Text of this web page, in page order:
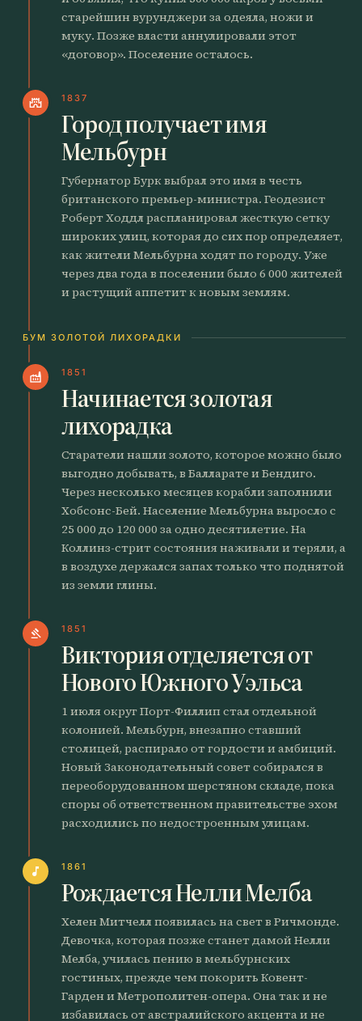
старейшин вурунджери за одеяла, ножи и
муку. Позже власти аннулировали этот
«договор». Поселение осталось.
castle 1837
Город получает имя
Мельбурн
Губернатор Бурк выбрал это имя в честь
британского премьер-министра. Геодезист
Роберт Ходдл распланировал жесткую сетку
широких улиц, которая до сих пор определяет,
как жители Мельбурна ходят по городу. Уже
через два года в поселении было 6 000 жителей
и растущий аппетит к новым землям.
БУМ ЗОЛОТОЙ ЛИХОРАДКИ
factory 1851
Начинается золотая
лихорадка
Старатели нашли золото, которое можно было
выгодно добывать, в Балларате и Бендиго.
Через несколько месяцев корабли заполнили
Хобсонс-Бей. Население Мельбурна выросло с
25 000 до 120 000 за одно десятилетие. На
Коллинз-стрит состояния наживали и теряли, а
в воздухе держался запах только что поднятой
из земли глины.
gavel 1851
Виктория отделяется от
Нового Южного Уэльса
1 июля округ Порт-Филлип стал отдельной
колонией. Мельбурн, внезапно ставший
столицей, распирало от гордости и амбиций.
Новый Законодательный совет собирался в
переоборудованном шерстяном складе, пока
споры об ответственном правительстве эхом
расходились по недостроенным улицам.
music_note 1861
Рождается Нелли Мелба
Хелен Митчелл появилась на свет в Ричмонде.
Девочка, которая позже станет дамой Нелли
Мелба, училась пению в мельбурнских
гостиных, прежде чем покорить Ковент-
Гарден и Метрополитен-опера. Она так и не
избавилась от австралийского акцента и не